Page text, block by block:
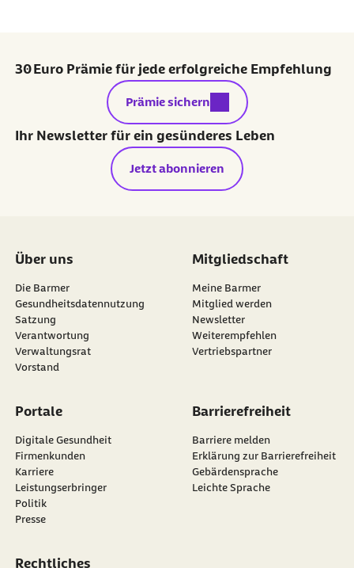
30 Euro Prämie für jede erfolgreiche Empfehlung
externer Link:
Prämie sichern
Ihr Newsletter für ein gesünderes Leben
Jetzt abonnieren
Über uns
Die Barmer
Gesundheitsdatennutzung
Satzung
Verantwortung
Verwaltungsrat
Vorstand
Mitgliedschaft
Meine Barmer
Mitglied werden
Newsletter
externer Link:
Weiterempfehlen
Vertriebspartner
Portale
Digitale Gesundheit
Firmenkunden
Karriere
Leistungserbringer
Politik
Presse
Barrierefreiheit
Barriere melden
Erklärung zur Barrierefreiheit
Gebärdensprache
Leichte Sprache
Rechtliches